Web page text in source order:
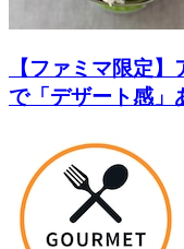
【ファミマ限定
で「デザート感」